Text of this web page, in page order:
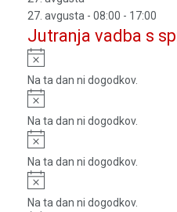
27. avgusta - 08:00 - 17:00
Jutranja vadba s
Notice
Na ta dan ni dogodkov.
Notice
Na ta dan ni dogodkov.
Notice
Na ta dan ni dogodkov.
Notice
Na ta dan ni dogodkov.